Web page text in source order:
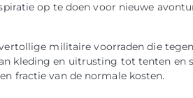
op te doen voor nieuwe
militaire voorraden die
kleding en uitrusting tot tenten en
fractie van de normale kosten.